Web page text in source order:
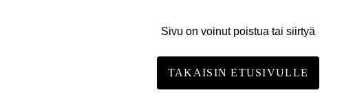
Sivu on voinut poistua tai siirtyä
TAKAISIN ETUSIVULLE